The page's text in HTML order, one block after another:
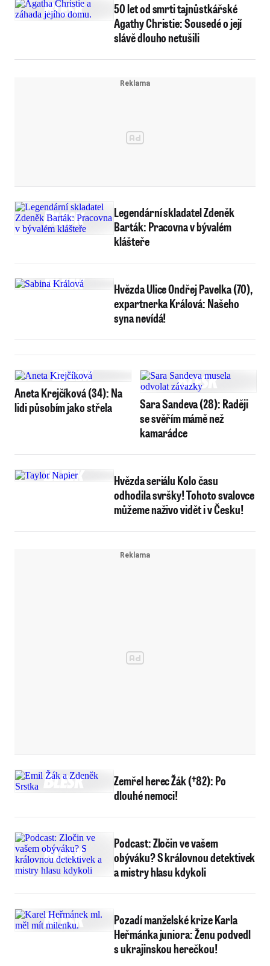
50 let od smrti tajnůstkářské
Agathy Christie: Sousedé o její
slávě dlouho netušili
Legendární skladatel Zdeněk
Barták: Pracovna v bývalém
klášteře
Hvězda Ulice Ondřej Pavelka (70),
expartnerka Králová: Našeho
syna nevídá!
Aneta Krejčíková (34): Na
lidi působím jako střela
Sara Sandeva (28): Raději
se svěřím mámě než
kamarádce
Hvězda seriálu Kolo času
odhodila svršky! Tohoto svalovce
můžeme naživo vidět i v Česku!
Zemřel herec Žák (†82): Po
dlouhé nemoci!
Podcast: Zločin ve vašem
obýváku? S královnou detektivek
a mistry hlasu kdykoli
Pozadí manželské krize Karla
Heřmánka juniora: Ženu podvedl
s ukrajinskou herečkou!